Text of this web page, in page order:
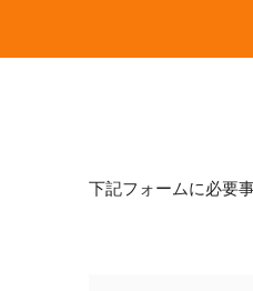
下記フォームに必要